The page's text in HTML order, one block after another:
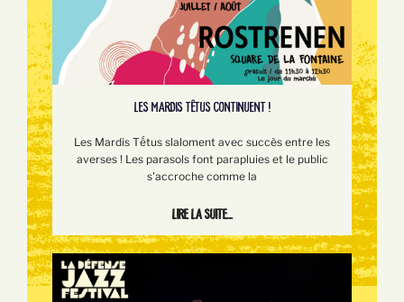
LES MARDIS TÊTUS CONTINUENT !
Les Mardis Tếtus slaloment avec succès entre les
averses ! Les parasols font parapluies et le public
s'accroche comme la
Lire la suite...